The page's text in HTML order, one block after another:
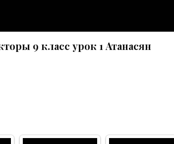
9 класс урок 1 Атанасян